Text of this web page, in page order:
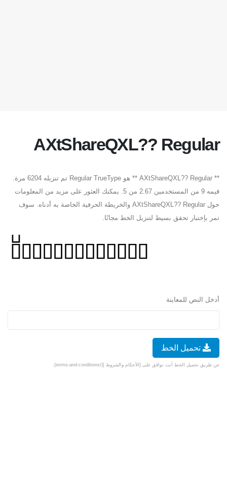
AXtShareQXL?? Regular
** AXtShareQXL?? Regular ** هو Regular TrueType تم تنزيله 6204 مرة.
قيمه 9 من المستخدمين 2.67 من 5. يمكنك العثور على مزيد من المعلومات
حول AXtShareQXL?? Regular والخريطة الحرفية الخاصة به أدناه. سوف
تمر بإختبار تحقق بسيط لتنزيل الخط مجانًا.
أدخل النص للمعاينة
تحميل الخط
عن طريق تحميل الخط أنت توافق على [الأحكام والشروط ](/terms-and-conditions).